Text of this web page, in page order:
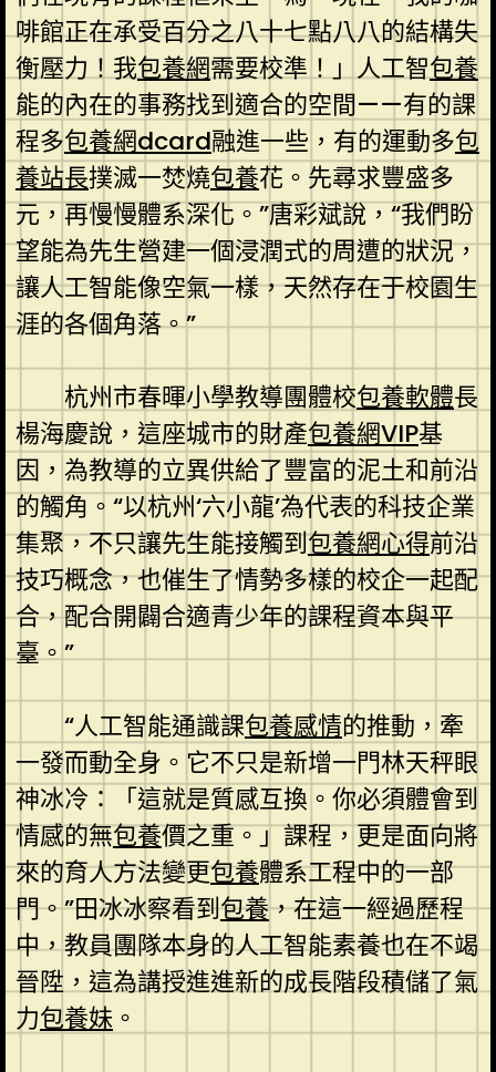
啡館正在承受百分之八十七點八八的結構失
衡壓力！我包養網需要校準！」人工智包養
能的內在的事務找到適合的空間——有的課
程多包養網dcard融進一些，有的運動多包
養站長撲滅一焚燒包養花。先尋求豐盛多
元，再慢慢體系深化。”唐彩斌說，“我們盼
望能為先生營建一個浸潤式的周遭的狀況，
讓人工智能像空氣一樣，天然存在于校園生
涯的各個角落。”
杭州市春暉小學教導團體校包養軟體長
楊海慶說，這座城市的財產包養網VIP基
因，為教導的立異供給了豐富的泥土和前沿
的觸角。“以杭州‘六小龍’為代表的科技企業
集聚，不只讓先生能接觸到包養網心得前沿
技巧概念，也催生了情勢多樣的校企一起配
合，配合開闢合適青少年的課程資本與平
臺。”
“人工智能通識課包養感情的推動，牽
一發而動全身。它不只是新增一門林天秤眼
神冰冷：「這就是質感互換。你必須體會到
情感的無包養價之重。」課程，更是面向將
來的育人方法變更包養體系工程中的一部
門。”田冰冰察看到包養，在這一經過歷程
中，教員團隊本身的人工智能素養也在不竭
晉陞，這為講授進進新的成長階段積儲了氣
力包養妹 。